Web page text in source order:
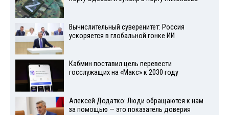
Вычислительный суверенитет: Россия
ускоряется в глобальной гонке ИИ
Кабмин поставил цель перевести
госслужащих на «Макс» к 2030 году
Алексей Додатко: Люди обращаются к нам
за помощью — это показатель доверия